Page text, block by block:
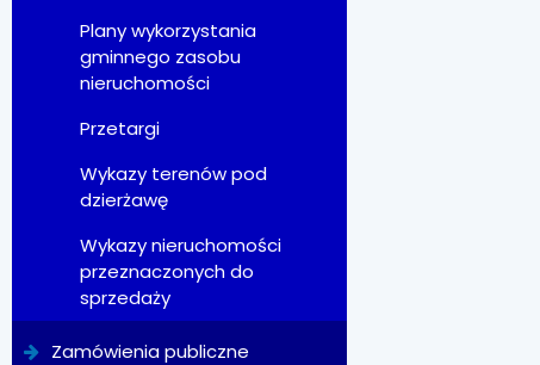
Plany wykorzystania
gminnego zasobu
nieruchomości
Przetargi
Wykazy terenów pod
dzierżawę
Wykazy nieruchomości
przeznaczonych do
sprzedaży
Zamówienia publiczne